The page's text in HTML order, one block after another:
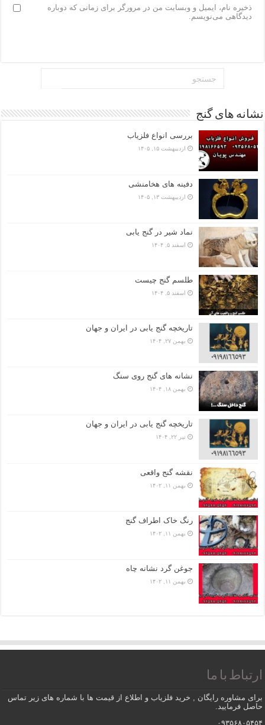
ذخیره نام، ایمیل و وبسایت من در مرورگر برای زمانی که دوباره
دیدگاهی می‌نویسم.
نشانه های گنج
بررسی انواع فلزیاب
اردیبهشت ۱۵, ۱۴۰۵
دفینه های هخامنشی
اردیبهشت ۱۳, ۱۴۰۵
نماد شیر در گنج یابی
اسفند ۵, ۱۴۰۴
طلسم گنج چیست
اسفند ۵, ۱۴۰۴
تاریخچه گنج‌ یابی در ایران و جهان
بهمن ۲۷, ۱۴۰۴
نشانه های گنج روی سنگ
بهمن ۱۸, ۱۴۰۴
تاریخچه گنج‌ یابی در ایران و جهان
تیر ۲۲, ۱۴۰۴
نقشه گنج واقعی
بهمن ۱۱, ۱۴۰۲
رنگ خاک اطراف گنج
بهمن ۱۱, ۱۴۰۲
جوغن گرد نشانه چاه
بهمن ۱۱, ۱۴۰۲
ارتباط با ما
برای مشاوره رایگان , خرید فلزیاب و اطلاع از قیمت ها با شماره های زیر تماس
حاصل فرمایید.
۰۹۳۵۶۸۰۵۴۵۴